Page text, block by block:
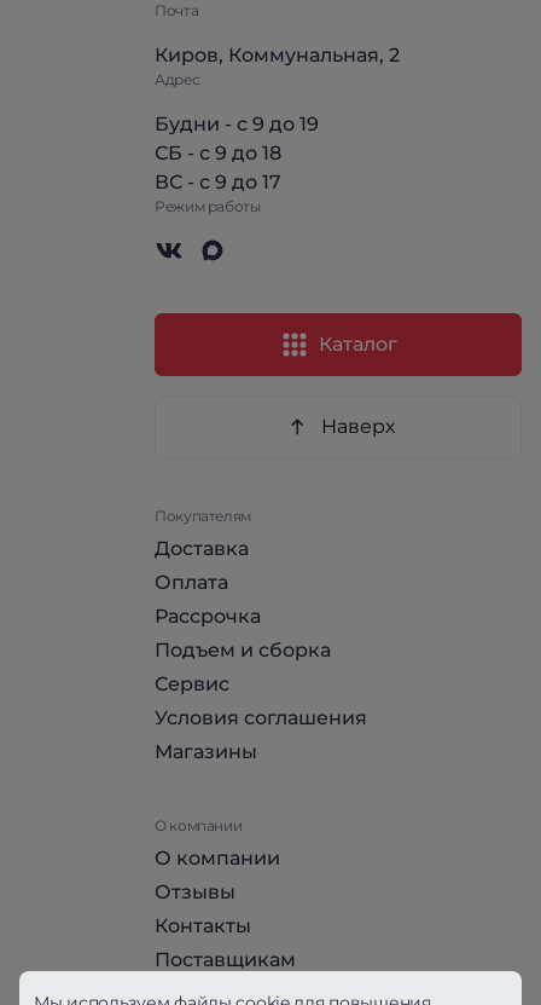
Почта
Киров, Коммунальная, 2
Адрес
Будни - с 9 до 19
СБ - с 9 до 18
ВС - с 9 до 17
Режим работы
Каталог
Наверх
Покупателям
Доставка
Оплата
Рассрочка
Подъем и сборка
Сервис
Условия соглашения
Магазины
О компании
О компании
Отзывы
Контакты
Поставщикам
Стать партнером HomeHit